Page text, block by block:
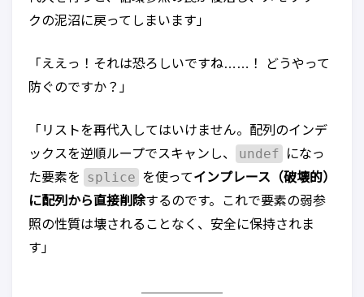
クの泥沼に戻ってしまいます」
「ええっ！それは恐ろしいですね……！ どうやって
防ぐのですか？」
「リストを再代入してはいけません。配列のインデ
ックスを逆順ループでスキャンし、
undef
になっ
た要素を
splice を使ってインプレース（破壊的）
に配列から直接削除するのです。これで要素の弱参
照の性質は壊されることなく、安全に保持されま
す」